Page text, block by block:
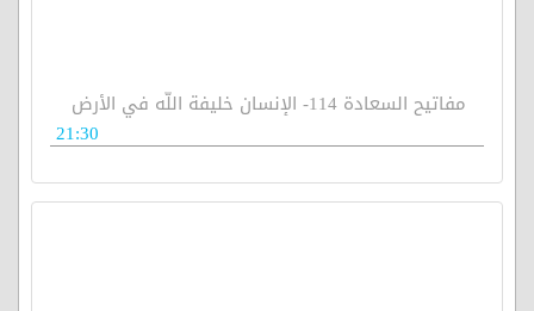
مفاتيح السعادة 114- الإنسان خليفة اللّه في الأرض
21:30